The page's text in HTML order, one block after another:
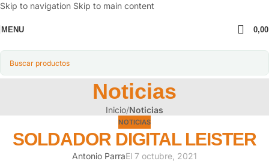
Skip to navigation Skip to main content
MENU
Noticias
Inicio/Noticias
NOTICIAS
SOLDADOR DIGITAL LEISTER
Antonio ParraEl 7 octubre, 2021